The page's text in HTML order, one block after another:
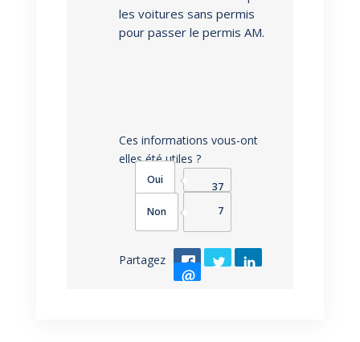
les voitures sans permis
pour passer le permis AM.
Ces informations vous-ont
elles été utiles ?
37
7
Partagez